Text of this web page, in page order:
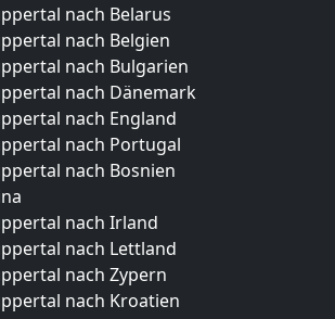
nach Belarus
nach Belgien
nach Bulgarien
nach Dänemark
nach England
nach Portugal
nach Bosnien
nach Irland
nach Lettland
nach Zypern
nach Kroatien